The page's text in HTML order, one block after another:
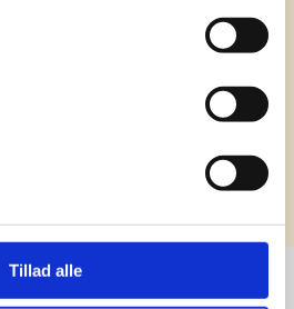
Tillad alle